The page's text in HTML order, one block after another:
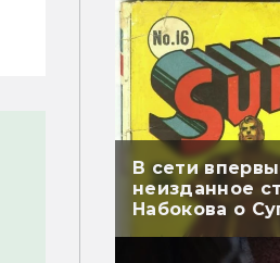
В сети
неизданное
Набокова о
перевели